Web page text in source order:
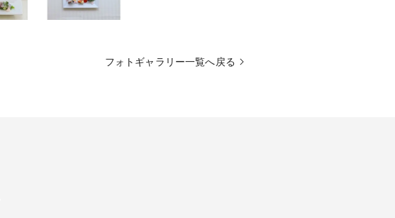
フォトギャラリー一覧へ戻る